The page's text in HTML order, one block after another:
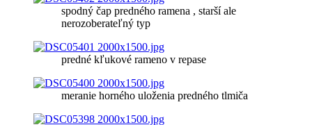
spodný čap predného ramena , starší ale
nerozoberateľný typ
predné kľukové rameno v repase
meranie horného uloženia predného tlmiča